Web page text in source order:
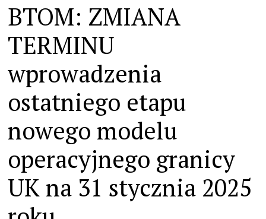
BTOM: ZMIANA
TERMINU
wprowadzenia
ostatniego etapu
nowego modelu
operacyjnego granicy
UK na 31 stycznia 2025